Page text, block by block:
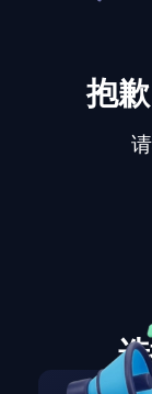
抱